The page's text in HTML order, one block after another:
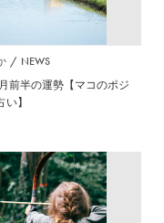
NEWS
前半の運勢【マコのポジ
】